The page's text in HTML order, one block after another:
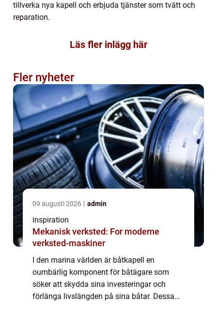
tillverka nya kapell och erbjuda tjänster som tvätt och
reparation.
Läs fler inlägg här
Fler nyheter
09 augusti 2026 admin
inspiration
Mekanisk verksted: For moderne
verksted-maskiner
I den marina världen är båtkapell en
oumbärlig komponent för båtägare som
söker att skydda sina investeringar och
förlänga livslängden på sina båtar. Dessa